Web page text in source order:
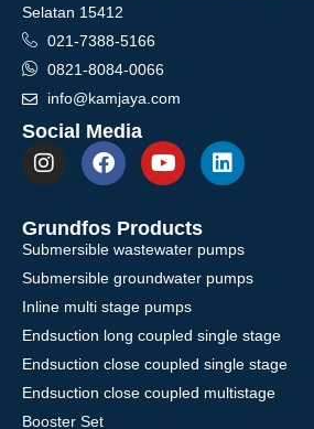
Selatan 15412
021-7388-5166
0821-8084-0066
info@kamjaya.com
Social Media
Grundfos Products
Submersible wastewater pumps
Submersible groundwater pumps
Inline multi stage pumps
Endsuction long coupled single stage
Endsuction close coupled single stage
Endsuction close coupled multistage
Booster Set